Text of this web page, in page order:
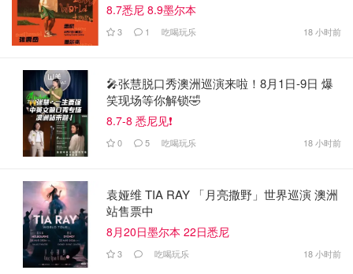
8.7悉尼 8.9墨尔本
3 1 吃喝玩乐 18 小时前
🎤张慧脱口秀澳洲巡演来啦！8月1日-9日 爆
笑现场等你解锁🤣
8.7-8 悉尼见❗️
0 5 吃喝玩乐 18 小时前
袁娅维 TIA RAY 「月亮撒野」世界巡演 澳洲
站售票中
8月20日墨尔本 22日悉尼
3 吃喝玩乐 18 小时前